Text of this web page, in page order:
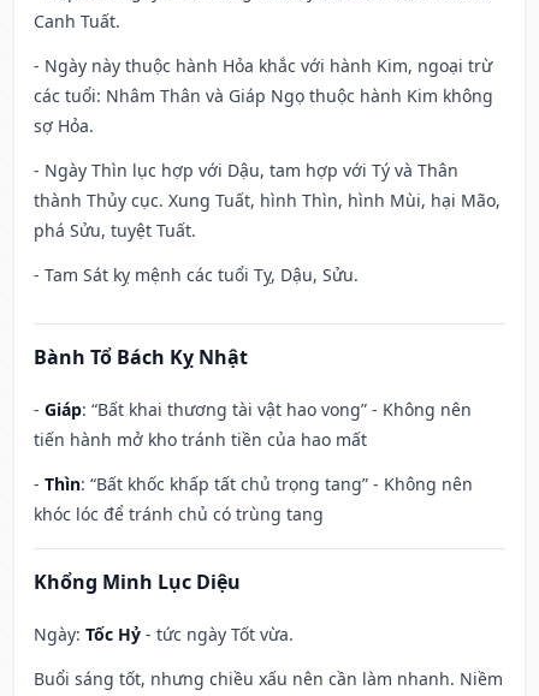
Canh Tuất.
- Ngày này thuộc hành Hỏa khắc với hành Kim, ngoại trừ
các tuổi: Nhâm Thân và Giáp Ngọ thuộc hành Kim không
sợ Hỏa.
- Ngày Thìn lục hợp với Dậu, tam hợp với Tý và Thân
thành Thủy cục. Xung Tuất, hình Thìn, hình Mùi, hại Mão,
phá Sửu, tuyệt Tuất.
- Tam Sát kỵ mệnh các tuổi Tỵ, Dậu, Sửu.
Bành Tổ Bách Kỵ Nhật
- Giáp: “Bất khai thương tài vật hao vong” - Không nên
tiến hành mở kho tránh tiền của hao mất
- Thìn: “Bất khốc khấp tất chủ trọng tang” - Không nên
khóc lóc để tránh chủ có trùng tang
Khổng Minh Lục Diệu
Ngày: Tốc Hỷ - tức ngày Tốt vừa.
Buổi sáng tốt, nhưng chiều xấu nên cần làm nhanh. Niềm